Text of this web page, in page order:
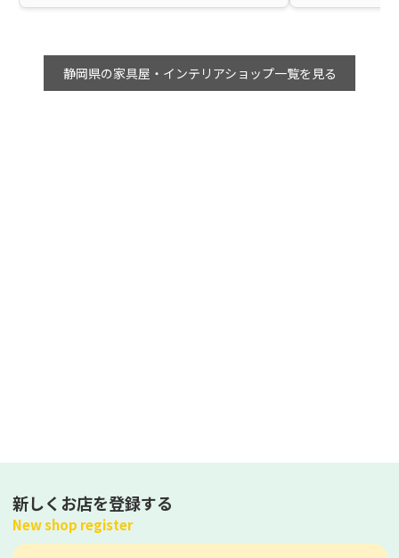
静岡県の家具屋・インテリアショップ一覧を見る
新しくお店を登録する
New shop register